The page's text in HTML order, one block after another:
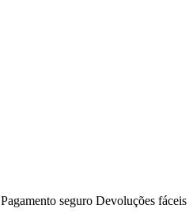
Pagamento seguro Devoluções fáceis